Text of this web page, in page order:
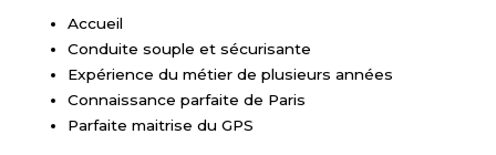
Accueil
Conduite souple et sécurisante
Expérience du métier de plusieurs années
Connaissance parfaite de Paris
Parfaite maitrise du GPS